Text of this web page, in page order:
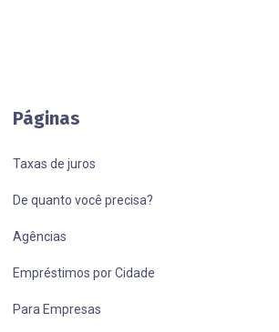
Páginas
Taxas de juros
De quanto você precisa?
Agências
Empréstimos por Cidade
Para Empresas